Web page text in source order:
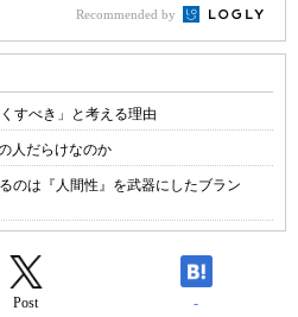
Recommended by
すべき」と考える理由
人だらけなのか
のは『人間性』を武器にしたブラン
Post -